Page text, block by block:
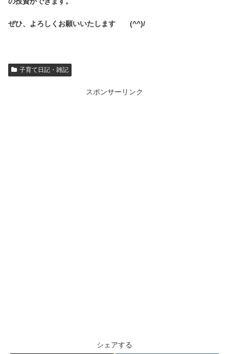
ぜひ、よろしくお願いいたします (^^)/
子育て日記・雑記
スポンサーリンク
シェアする